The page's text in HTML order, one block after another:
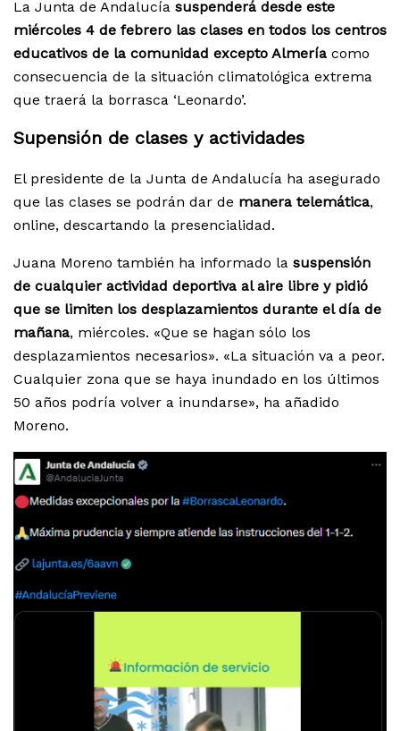
La Junta de Andalucía suspenderá desde este
miércoles 4 de febrero las clases en todos los centros
educativos de la comunidad excepto Almería como
consecuencia de la situación climatológica extrema
que traerá la borrasca ‘Leonardo’.
Supensión de clases y actividades
El presidente de la Junta de Andalucía ha asegurado
que las clases se podrán dar de manera telemática,
online, descartando la presencialidad.
Juana Moreno también ha informado la suspensión
de cualquier actividad deportiva al aire libre y pidió
que se limiten los desplazamientos durante el día de
mañana, miércoles. «Que se hagan sólo los
desplazamientos necesarios». «La situación va a peor.
Cualquier zona que se haya inundado en los últimos
50 años podría volver a inundarse», ha añadido
Moreno.